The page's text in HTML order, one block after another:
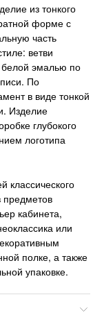
из тонкого
форме с
часть
ветви
эмалью по
По
в виде тонкой
Изделие
глубокого
логотипа
классического
предметов
кабинета,
или
полке, а также
упаковке.